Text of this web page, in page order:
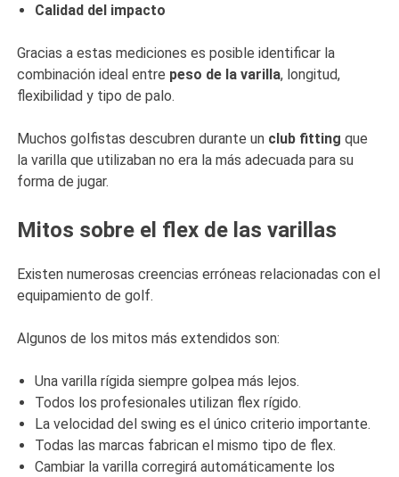
Calidad del impacto
Gracias a estas mediciones es posible identificar la
combinación ideal entre peso de la varilla, longitud,
flexibilidad y tipo de palo.
Muchos golfistas descubren durante un club fitting que
la varilla que utilizaban no era la más adecuada para su
forma de jugar.
Mitos sobre el flex de las varillas
Existen numerosas creencias erróneas relacionadas con el
equipamiento de golf.
Algunos de los mitos más extendidos son:
Una varilla rígida siempre golpea más lejos.
Todos los profesionales utilizan flex rígido.
La velocidad del swing es el único criterio importante.
Todas las marcas fabrican el mismo tipo de flex.
Cambiar la varilla corregirá automáticamente los